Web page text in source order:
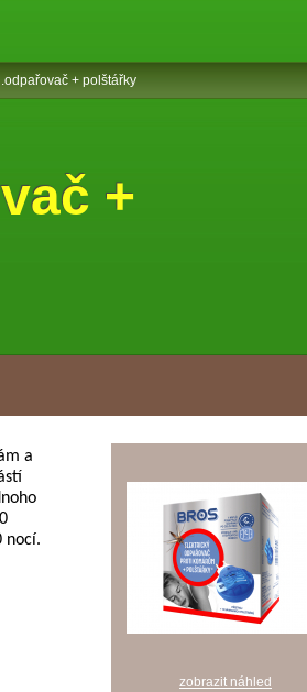
+ polštářky
+
a
nocí.
zobrazit náhled